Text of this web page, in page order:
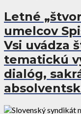
Letné
umelcov
Vsi uvádza
tematickú
dialóg,